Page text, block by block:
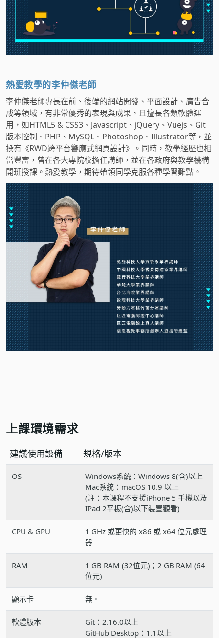
熱愛教學的李仲傑老師
李仲傑老師專長在前、後端的網站開發、平面設計、廣告合
成等領域，有非常優秀的表現與成果，且擅長各類軟體運
用，如HTML5 & CSS3、Javascript、jQuery、Vuejs、Git
版本控制、PHP、MySQL、Photoshop、Illustrator等，並
撰有《RWD跨平台響應式網頁設計》。同時，教學經歷也相
當豐富，曾在各大專院校擔任講師，並在各政府與教學機構
開班授課。熱愛教學，期待帶領同學克服各種學習難點。
上課環境需求
建議使用設備 規格/版本
OS
Windows系統：Windows 8(含)以上
Mac系統：macOS 10.9 以上
(註：本課程不支援iPhone 5 手機以及
IPad 2平板(含)以下裝置觀看)
CPU & GPU
1 GHz 或更快的 x86 或 x64 位元處理
器
RAM
1 GB RAM (32位元)；2 GB RAM (64
位元)
顯示卡 無。
軟體版本
Git：2.16.0以上
GitHub Desktop：1.1以上